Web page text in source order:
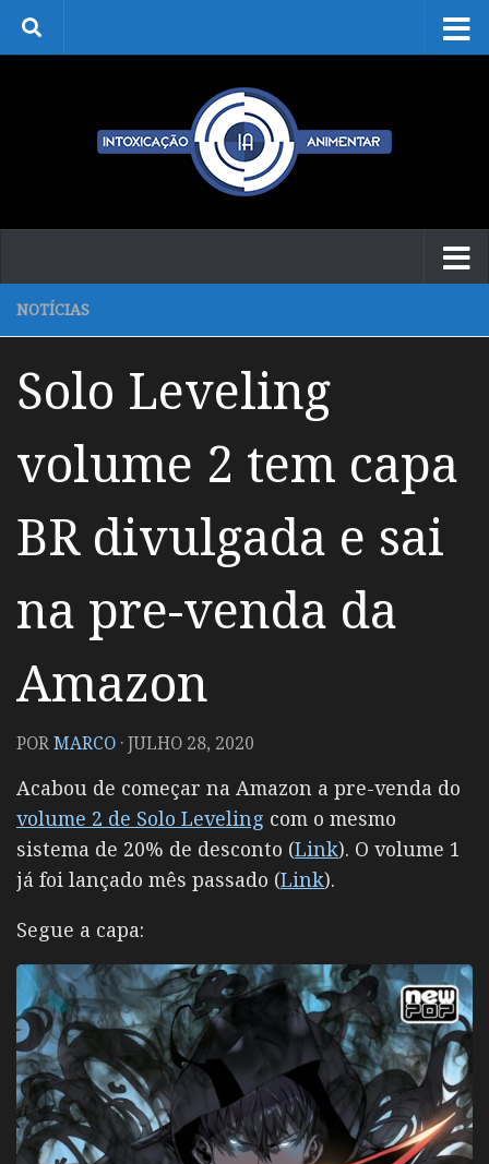
Skip to content
NOTÍCIAS
Solo Leveling
volume 2 tem capa
BR divulgada e sai
na pre-venda da
Amazon
PORMARCO ·JULHO 28, 2020
Acabou de começar na Amazon a pre-venda do
volume 2 de Solo Leveling com o mesmo
sistema de 20% de desconto (Link). O volume 1
já foi lançado mês passado (Link).
Segue a capa: